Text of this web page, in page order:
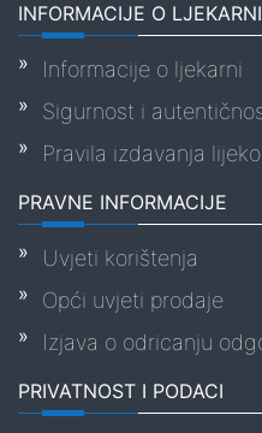
INFORMACIJE O LJEKARNI
Informacije o ljekarni
Sigurnost i
Pravila izdavanja
PRAVNE INFORMACIJE
Uvjeti korištenja
Opći uvjeti prodaje
Izjava o odricanju
PRIVATNOST I PODACI